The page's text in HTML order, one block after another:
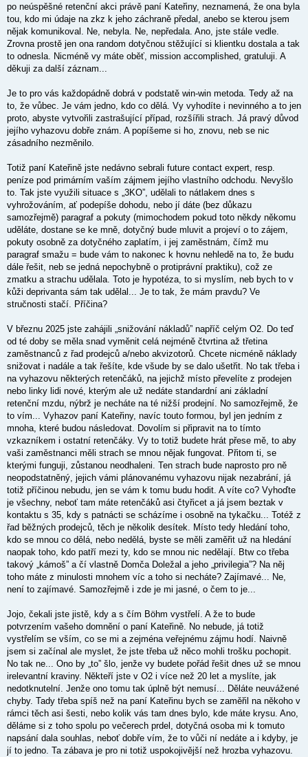
po neúspěšné retenční akci právě paní Kateřiny, neznamená, že ona byla
tou, kdo mi údaje na zkz k jeho záchraně předal, anebo se kterou jsem
nějak komunikoval. Ne, nebyla. Ne, nepředala. Ano, jste stále vedle.
Zrovna prostě jen ona random dotyčnou stěžující si klientku dostala a tak
to odnesla. Nicméně vy máte oběť, mission accomplished, gratuluji. A
děkuji za další záznam...
Je to pro vás každopádně dobrá v podstatě win-win metoda. Tedy až na
to, že vůbec. Je vám jedno, kdo co dělá. Vy vyhodíte i nevinného a to jen
proto, abyste vytvořili zastrašující případ, rozšířili strach. Já pravý důvod
jejího vyhazovu dobře znám. A popíšeme si ho, znovu, neb se nic
zásadního nezměnilo.
Totiž paní Kateřině jste nedávno sebrali future contact expert, resp.
peníze pod primárním vaším zájmem jejího vlastního odchodu. Nevyšlo
to. Tak jste využili situace s „3KO”, udělali to nátlakem dnes s
vyhrožováním, ať podepíše dohodu, nebo jí dáte (bez důkazu
samozřejmě) paragraf a pokuty (mimochodem pokud toto někdy někomu
uděláte, dostane se ke mně, dotyčný bude mluvit a projeví o to zájem,
pokuty osobně za dotyčného zaplatím, i jej zaměstnám, čímž mu
paragraf smažu = bude vám to nakonec k hovnu nehledě na to, že budu
dále řešit, neb se jedná nepochybně o protiprávní praktiku), což ze
zmatku a strachu udělala. Toto je hypotéza, to si myslím, neb bych to v
kůži deprivanta sám tak udělal... Je to tak, že mám pravdu? Ve
stručnosti stačí. Příčina?
V březnu 2025 jste zahájili „snižování nákladů” napříč celým O2. Do teď
od té doby se měla snad vyměnit celá nejméně čtvrtina až třetina
zaměstnanců z řad prodejců a/nebo akvizotorů. Chcete nicméně náklady
snižovat i nadále a tak řešíte, kde všude by se dalo ušetřit. No tak třeba i
na vyhazovu některých retenčáků, na jejichž místo převelíte z prodejen
nebo linky lidi nové, kterým ale už nedáte standardní ani základní
retenční mzdu, nýbrž je necháte na té nižší prodejní. No samozřejmě, že
to vím... Vyhazov paní Kateřiny, navíc touto formou, byl jen jedním z
mnoha, které budou následovat. Dovolím si připravit na to tímto
vzkazníkem i ostatní retenčáky. Vy to totiž budete hrát přese mě, to aby
vaši zaměstnanci měli strach se mnou nějak fungovat. Přitom ti, se
kterými funguji, zůstanou neodhaleni. Ten strach bude naprosto pro ně
neopodstatněný, jejich vámi plánovanému vyhazovu nijak nezabrání, já
totiž příčinou nebudu, jen se vám k tomu budu hodit. A víte co? Vyhoďte
je všechny, neboť tam máte retenčáků asi čtyřicet a já jsem beztak v
kontaktu s 35, kdy s patnácti se scházíme i osobně na tykačku... Totéž z
řad běžných prodejců, těch je několik desítek. Místo tedy hledání toho,
kdo se mnou co dělá, nebo nedělá, byste se měli zaměřit už na hledání
naopak toho, kdo patří mezi ty, kdo se mnou nic nedělají. Btw co třeba
takový „kámoš” a čí vlastně Domča Doležal a jeho „privilegia”? Na něj
toho máte z minulosti mnohem víc a toho si necháte? Zajímavé... Ne,
není to zajímavé. Samozřejmě i zde je mi jasné, o čem to je...
Jojo, čekali jste jistě, kdy a s čím Böhm vystřelí. A že to bude
potvrzením vašeho domnění o paní Kateřině. No nebude, já totiž
vystřelím se vším, co se mi a zejména veřejnému zájmu hodí. Naivně
jsem si začínal ale myslet, že jste třeba už něco mohli trošku pochopit.
No tak ne... Ono by „to” šlo, jenže vy budete pořád řešit dnes už se mnou
irelevantní kraviny. Někteří jste v O2 i více než 20 let a myslíte, jak
nedotknutelní. Jenže ono tomu tak úplně být nemusí... Děláte neuvážené
chyby. Tady třeba spíš než na paní Kateřinu bych se zaměřil na někoho v
rámci těch asi šesti, nebo kolik vás tam dnes bylo, kde máte krysu. Ano,
děláme si z toho spolu po večerech prdel, dotyčná osoba mi k tomuto
napsání dala souhlas, neboť dobře vím, že to vůči ní nedáte a i kdyby, je
jí to jedno. Ta zábava je pro ni totiž uspokojivější než hrozba vyhazovu.